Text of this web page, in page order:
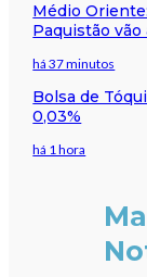
Médio
Paquistão
há 37 minutos
Bolsa de
0,03%
há 1 hora